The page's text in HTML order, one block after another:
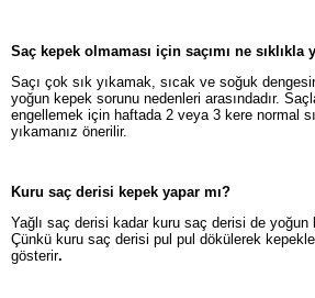
Saç kepek olmaması için saçımı ne sıklıkla
Saçı çok sık yıkamak, sıcak ve soğuk
yoğun kepek sorunu nedenleri arasındadır.
engellemek için haftada 2 veya 3 kere normal
yıkamanız önerilir.
Kuru saç derisi kepek yapar mı?
Yağlı saç derisi kadar kuru saç derisi de yoğun
Çünkü kuru saç derisi pul pul dökülerek
gösterir.